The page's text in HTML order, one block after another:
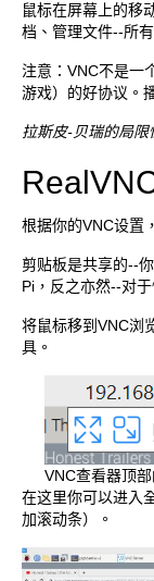
鼠标在屏幕上的移
档、管理文件--所
注意：VNC不是一
游戏）的好协议。
拉斯皮-贝瑞的局限
根据你的VNC设置
剪贴板是共享的--
Pi，反之亦然--对
将鼠标移到VNC浏
具。
VNC查看器顶
在这里你可以进入
加滚动条）。